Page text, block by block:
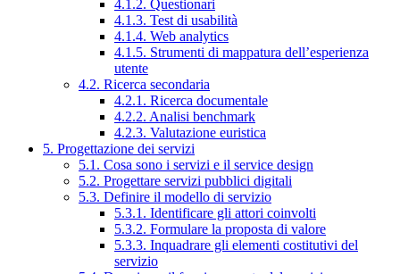
4.1.2. Questionari
4.1.3. Test di usabilità
4.1.4. Web analytics
4.1.5. Strumenti di mappatura dell’esperienza
utente
4.2. Ricerca secondaria
4.2.1. Ricerca documentale
4.2.2. Analisi benchmark
4.2.3. Valutazione euristica
5. Progettazione dei servizi
5.1. Cosa sono i servizi e il service design
5.2. Progettare servizi pubblici digitali
5.3. Definire il modello di servizio
5.3.1. Identificare gli attori coinvolti
5.3.2. Formulare la proposta di valore
5.3.3. Inquadrare gli elementi costitutivi del
servizio